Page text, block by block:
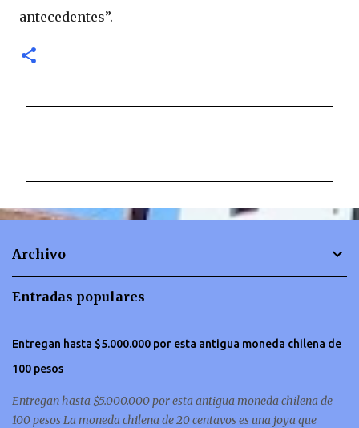
antecedentes”.
n
Archivo
Entradas populares
Entregan hasta $5.000.000 por esta antigua moneda chilena de
100 pesos
Entregan hasta $5.000.000 por esta antigua moneda chilena de
100 pesos La moneda chilena de 20 centavos es una joya que